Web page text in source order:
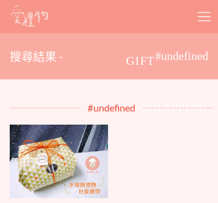
Skip
搜尋結果 - #undefined
GIFT
WRAPPING
#undefined